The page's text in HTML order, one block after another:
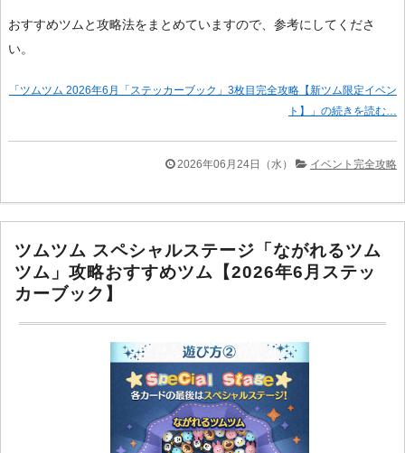
おすすめツムと攻略法をまとめていますので、参考にしてくださ
い。
「ツムツム 2026年6月「ステッカーブック」3枚目完全攻略【新ツム限定イベン
ト】」の続きを読む…
2026年06月24日（水） イベント完全攻略
ツムツム スペシャルステージ「ながれるツム
ツム」攻略おすすめツム【2026年6月ステッ
カーブック】